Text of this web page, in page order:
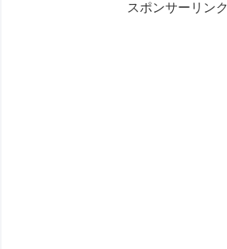
わりリース ※各種200円（税抜）...
スポンサーリンク